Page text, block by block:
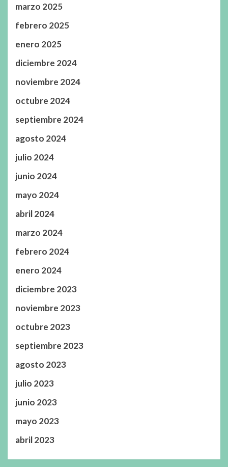
marzo 2025
febrero 2025
enero 2025
diciembre 2024
noviembre 2024
octubre 2024
septiembre 2024
agosto 2024
julio 2024
junio 2024
mayo 2024
abril 2024
marzo 2024
febrero 2024
enero 2024
diciembre 2023
noviembre 2023
octubre 2023
septiembre 2023
agosto 2023
julio 2023
junio 2023
mayo 2023
abril 2023